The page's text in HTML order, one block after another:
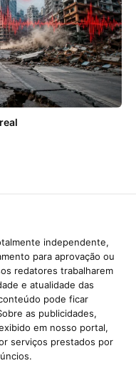
independente,
para aprovação ou
redatores trabalharem
e atualidade das
pode ficar
as publicidades,
em nosso portal,
serviços prestados por